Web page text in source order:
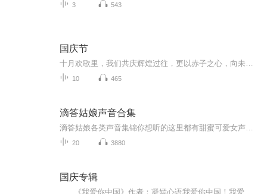
3 543
国庆节
10 465
滴答姑娘声音合集
20 3880
国庆专辑